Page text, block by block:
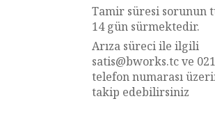
Tamir süresi sorunun
14 gün sürmektedir.
Arıza süreci ile ilgili
satis@bworks.tc ve
telefon numarası
takip edebilirsiniz